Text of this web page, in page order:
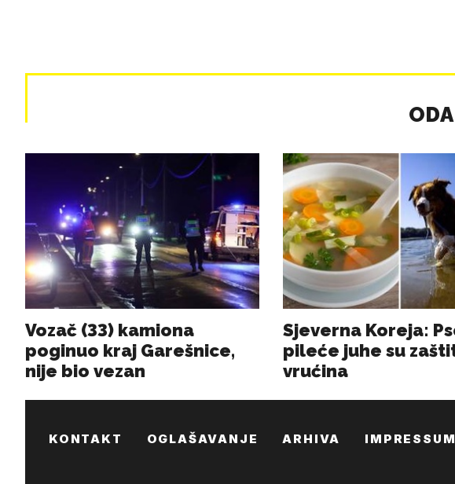
KONTAKT OGLAŠAVANJE ARHIVA IMPRESSUM